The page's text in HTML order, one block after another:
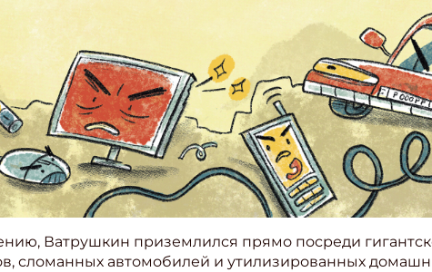
Ватрушкин приземлился прямо посреди
сломанных автомобилей и утилизированных